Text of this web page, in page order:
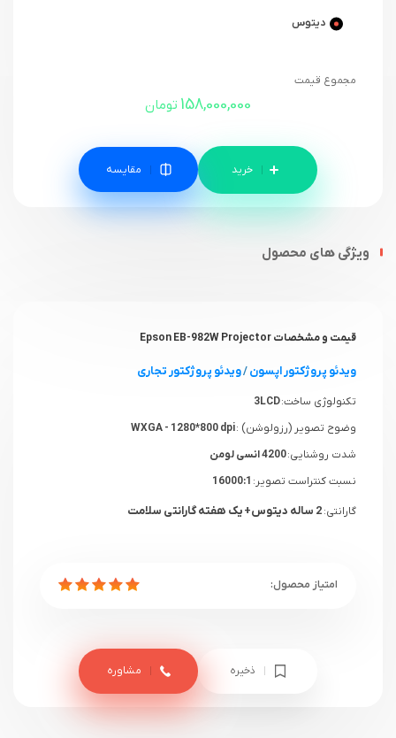
دیتوس
مجموع قیمت
158,000,000 تومان
مقایسه
ویژگی های محصول
قیمت و مشخصات Epson EB-982W Projector
ویدئو پروژکتور اپسون/ویدئو پروژکتور تجاری
تکنولوژی ساخت:3LCD
وضوح تصویر (رزولوشن) :
شدت روشنایی:4200 انسی لومن
نسبت کنتراست تصویر:
گارانتی:2 ساله دیتوس+ یک هفته گارانتی سلامت
ذخیره مشاوره